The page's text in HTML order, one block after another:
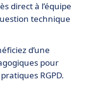
direct à l’équipe
technique
d’une
pour
RGPD.